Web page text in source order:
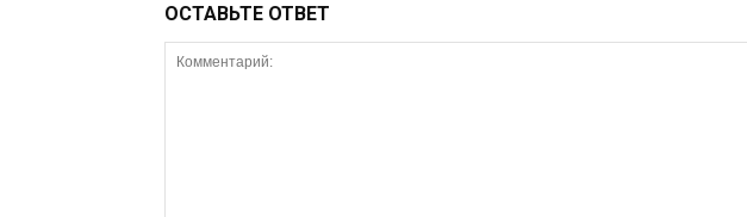
ОСТАВЬТЕ ОТВЕТ